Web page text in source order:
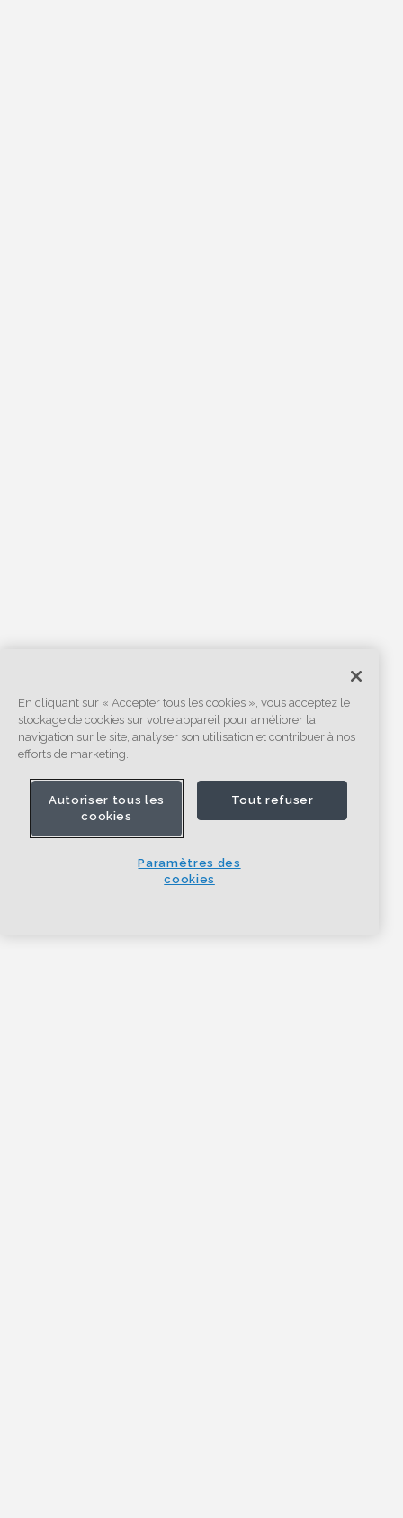
En cliquant sur « Accepter tous les cookies », vous acceptez le
stockage de cookies sur votre appareil pour améliorer la
navigation sur le site, analyser son utilisation et contribuer à nos
efforts de marketing.
Autoriser tous les
cookies
Tout refuser
Paramètres des
cookies